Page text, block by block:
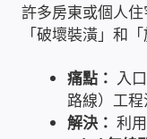
雲端儲值型
電子鎖安裝
許多房東或個人
「破壞裝潢」和
痛點： 入
路線）工程
解決： 利